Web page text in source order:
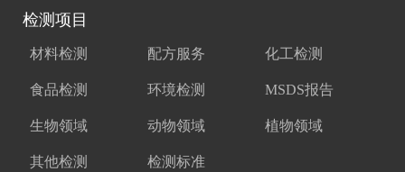
检测项目
材料检测 配方服务 化工检测
食品检测 环境检测 MSDS报告
生物领域 动物领域 植物领域
其他检测 检测标准